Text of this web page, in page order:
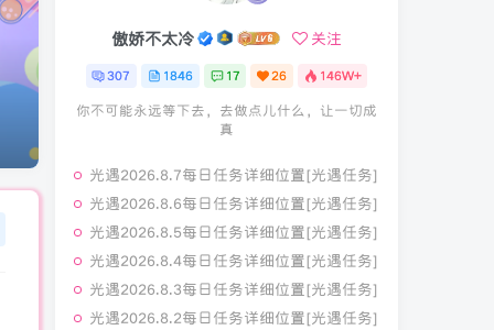
傲娇不太冷 关注
307 1846 17 26 146W+
你不可能永远等下去，去做点儿什么，让一切成
真
光遇2026.8.7每日任务详细位置[光遇任务]
光遇2026.8.6每日任务详细位置[光遇任务]
光遇2026.8.5每日任务详细位置[光遇任务]
光遇2026.8.4每日任务详细位置[光遇任务]
光遇2026.8.3每日任务详细位置[光遇任务]
光遇2026.8.2每日任务详细位置[光遇任务]
傲娇不太冷 关注
307 1846 17 26 146W+
你不可能永远等下去，去做点儿什么，让一切成
真
光遇2026.8.7每日任务详细位置[光遇任务]
光遇2026.8.6每日任务详细位置[光遇任务]
光遇2026.8.5每日任务详细位置[光遇任务]
光遇2026.8.4每日任务详细位置[光遇任务]
光遇2026.8.3每日任务详细位置[光遇任务]
光遇2026.8.2每日任务详细位置[光遇任务]